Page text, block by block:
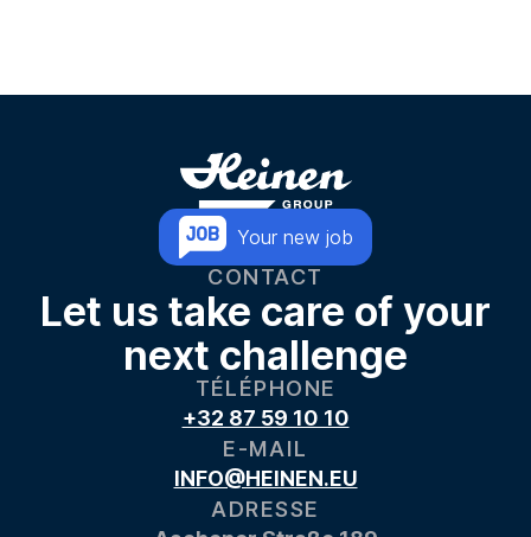
Your new job
CONTACT
Let us take care of your
next challenge
TÉLÉPHONE
+32 87 59 10 10
E-MAIL
INFO@HEINEN.EU
ADRESSE